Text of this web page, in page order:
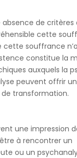
de critères
cette
cette souffrance
constitue la
auxquels la
peuvent offrir
de transformation.
une impression
à rencontrer un
ou un